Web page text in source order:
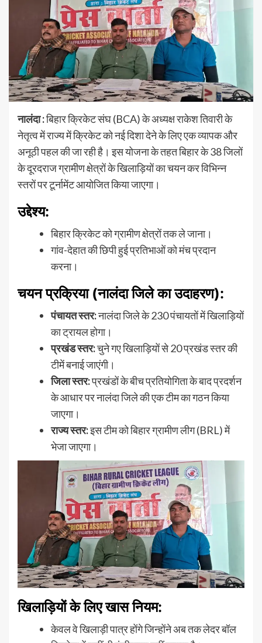
नालंदा :बिहार क्रिकेट संघ (BCA) के अध्यक्ष राकेश तिवारी के
नेतृत्व में राज्य में क्रिकेट को नई दिशा देने के लिए एक व्यापक और
अनूठी पहल की जा रही है। इस योजना के तहत बिहार के 38 जिलों
के दूरदराज ग्रामीण क्षेत्रों के खिलाड़ियों का चयन कर विभिन्न
स्तरों पर टूर्नामेंट आयोजित किया जाएगा।
उद्देश्य:
बिहार क्रिकेट को ग्रामीण क्षेत्रों तक ले जाना।
गांव-देहात की छिपी हुई प्रतिभाओं को मंच प्रदान
करना।
चयन प्रक्रिया (नालंदा जिले का उदाहरण):
पंचायत स्तर:नालंदा जिले के 230 पंचायतों में खिलाड़ियों
का ट्रायल होगा।
प्रखंड स्तर:चुने गए खिलाड़ियों से 20 प्रखंड स्तर की
टीमें बनाई जाएंगी।
जिला स्तर:प्रखंडों के बीच प्रतियोगिता के बाद प्रदर्शन
के आधार पर नालंदा जिले की एक टीम का गठन किया
जाएगा।
राज्य स्तर:इस टीम को बिहार ग्रामीण लीग (BRL) में
भेजा जाएगा।
खिलाड़ियों के लिए खास नियम:
केवल वे खिलाड़ी पात्र होंगे जिन्होंने अब तक लेदर बॉल